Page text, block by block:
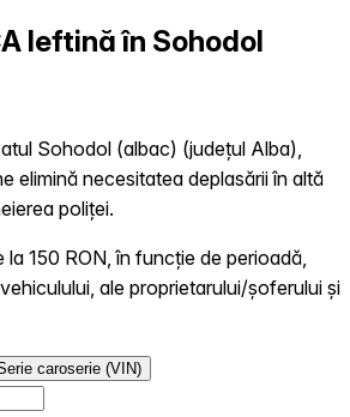
Ieftină în Sohodol
Sohodol (albac) (județul Alba),
elimină necesitatea deplasării în altă
poliței.
150 RON, în funcție de perioadă,
ale proprietarului/șoferului și
caroserie (VIN)